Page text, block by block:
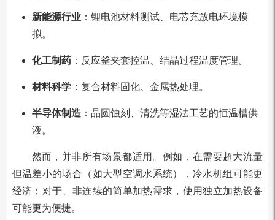
新能源行业：锂电池材料测试、电芯充放电环境模
拟。
化工制药：反应釜夹套控温、结晶过程温度管理。
材料科学：复合材料固化、金属热处理。
半导体制造：晶圆蚀刻、清洗等湿法工艺的恒温槽供
液。
然而，并非所有场景都适用。例如，在需要超大流量
但温差小的场合（如大型空调水系统），冷水机组可能更
经济；对于、非连续的简单加热需求，使用独立加热设备
可能更为便捷。